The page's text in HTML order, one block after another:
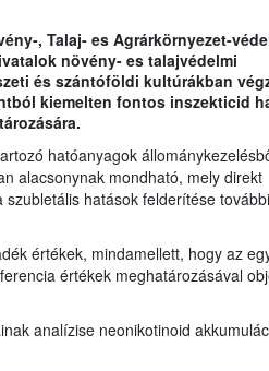
, Talaj- es Agrárkörnyezet-
növény- es talajvédelmi
és szántóföldi kultúrákban
kiemelten fontos inszekticid
hatóanyagok
alacsonynak mondható, mely direkt
hatások felderítése
értékek, mindamellett, hogy az
értékek meghatározásával
analízise neonikotinoid